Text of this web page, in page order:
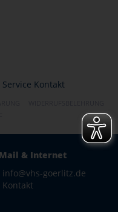
Service Kontakt
Mail & Internet
info@vhs-goerlitz.de
Kontakt